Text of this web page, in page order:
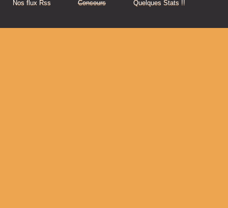
Nos flux Rss Concours Quelques Stats !!